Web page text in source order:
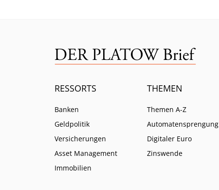
RESSORTS
Banken
Geldpolitik
Versicherungen
Asset Management
Immobilien
THEMEN
Themen A-Z
Automatensprengung
Digitaler Euro
Zinswende